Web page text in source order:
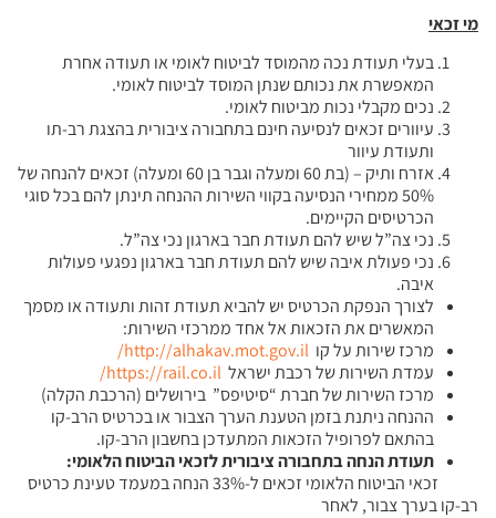
מי זכאי
בעלי תעודת נכה מהמוסד לביטוח לאומי או תעודה אחרת
המאפשרת את נכותם שנתן המוסד לביטוח לאומי.
נכים מקבלי נכות מביטוח לאומי.
עיוורים זכאים לנסיעה חינם בתחבורה ציבורית בהצגת רב-תו
ותעודת עיוור
אזרח ותיק – (בת 60 ומעלה וגבר בן 60 ומעלה) זכאים להנחה של
50% ממחירי הנסיעה בקווי השירות ההנחה תינתן להם בכל סוגי
הכרטיסים הקיימים.
נכי צה”ל שיש להם תעודת חבר בארגון נכי צה”ל.
נכי פעולת איבה שיש להם תעודת חבר בארגון נפגעי פעולות
איבה.
לצורך הנפקת הכרטיס יש להביא תעודת זהות ותעודה או מסמך
המאשרים את הזכאות אל אחד ממרכזי השירות:
מרכז שירות על קו http://alhakav.mot.gov.il/
עמדת השירות של רכבת ישראל https://rail.co.il/
מרכז השירות של חברת “סיטיפס” בירושלים (הרכבת הקלה)
ההנחה ניתנת בזמן הטענת הערך הצבור או בכרטיס הרב-קו
בהתאם לפרופיל הזכאות המתעדכן בחשבון הרב-קו.
תעודת הנחה בתחבורה ציבורית לזכאי הביטוח הלאומי:
זכאי הביטוח הלאומי זכאים ל-33% הנחה במעמד טעינת כרטיס
רב-קו בערך צבור, לאחר